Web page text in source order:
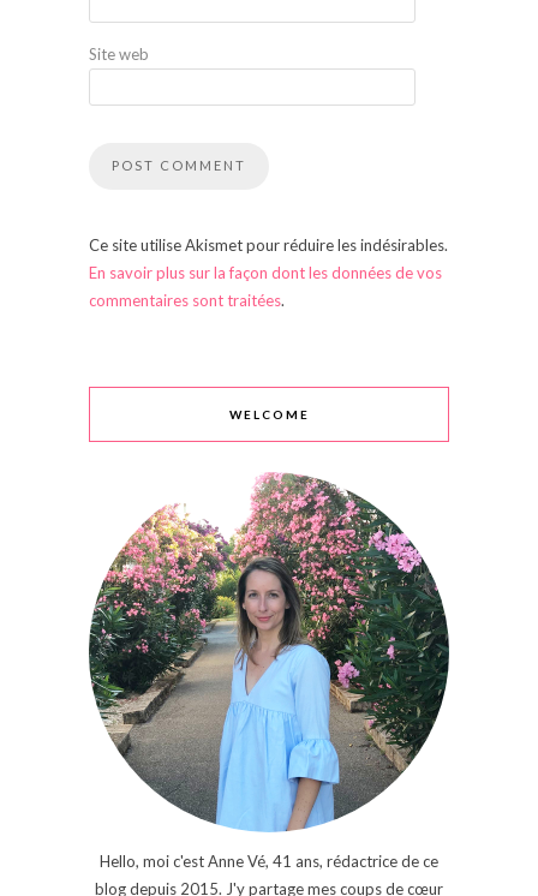
Site web
Ce site utilise Akismet pour réduire les indésirables.
En savoir plus sur la façon dont les données de vos
commentaires sont traitées.
WELCOME
Hello, moi c'est Anne Vé, 41 ans, rédactrice de ce
blog depuis 2015. J'y partage mes coups de cœur